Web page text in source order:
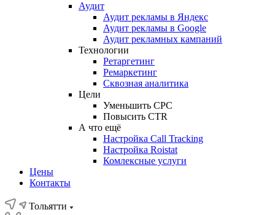
Аудит
Аудит рекламы в Яндекс
Аудит рекламы в Google
Аудит рекламных кампаний
Технологии
Ретаргетинг
Ремаркетинг
Сквозная аналитика
Цели
Уменьшить CPC
Повысить CTR
А что ещё
Настройка Call Tracking
Настройка Roistat
Комлексные услуги
Цены
Контакты
Тольятти